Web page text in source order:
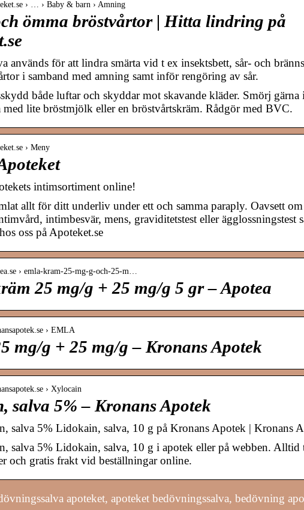
› … › Baby & barn › Amning
ömma bröstvårtor | Hitta lindring på
används för att lindra smärta vid t ex insektsbett, sår- och
i samband med amning samt inför rengöring av sår.
både luftar och skyddar mot skavande kläder. Smörj gärna
med lite bröstmjölk eller en bröstvårtskräm. Rådgör med BVC.
› Meny
intimsortiment online!
allt för ditt underliv under ett och samma paraply. Oavsett
intimbesvär, mens, graviditetstest eller ägglossningstest
oss på Apoteket.se
› emla-kram-25-mg-g-och-25-m…
25 mg/g + 25 mg/g 5 gr – Apotea
› EMLA
mg/g + 25 mg/g – Kronans Apotek
› Xylocain
salva 5% – Kronans Apotek
salva 5% Lidokain, salva, 10 g på Kronans Apotek | Kronans
salva 5% Lidokain, salva, 10 g i apotek eller på webben. Alltid
och gratis frakt vid beställningar online.
apoteket, apoteket bedövningssalva, bedövning